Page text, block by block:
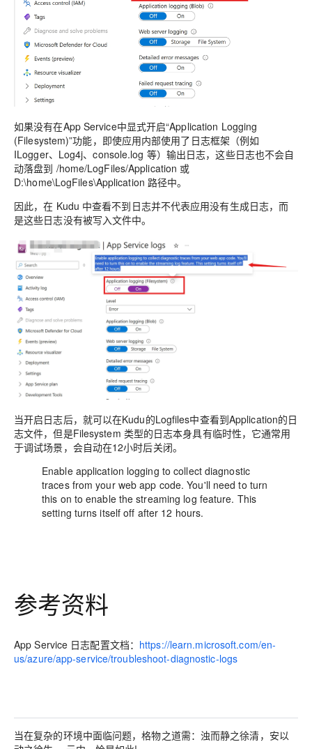
如果没有在App Service中显式开启“Application Logging
(Filesystem)”功能，即使应用内部使用了日志框架（例如
ILogger、Log4j、console.log 等）输出日志，这些日志也不会自
动落盘到 /home/LogFiles/Application 或
D:\home\LogFiles\Application 路径中。
因此，在 Kudu 中查看不到日志并不代表应用没有生成日志，而
是这些日志没有被写入文件中。
当开启日志后，就可以在Kudu的Logfiles中查看到Application的日
志文件，但是Filesystem 类型的日志本身具有临时性，它通常用
于调试场景，会自动在12小时后关闭。
Enable application logging to collect diagnostic
traces from your web app code. You'll need to turn
this on to enable the streaming log feature. This
setting turns itself off after 12 hours.
参考资料
App Service 日志配置文档： https://learn.microsoft.com/en-
us/azure/app-service/troubleshoot-diagnostic-logs
当在复杂的环境中面临问题，格物之道需：浊而静之徐清，安以